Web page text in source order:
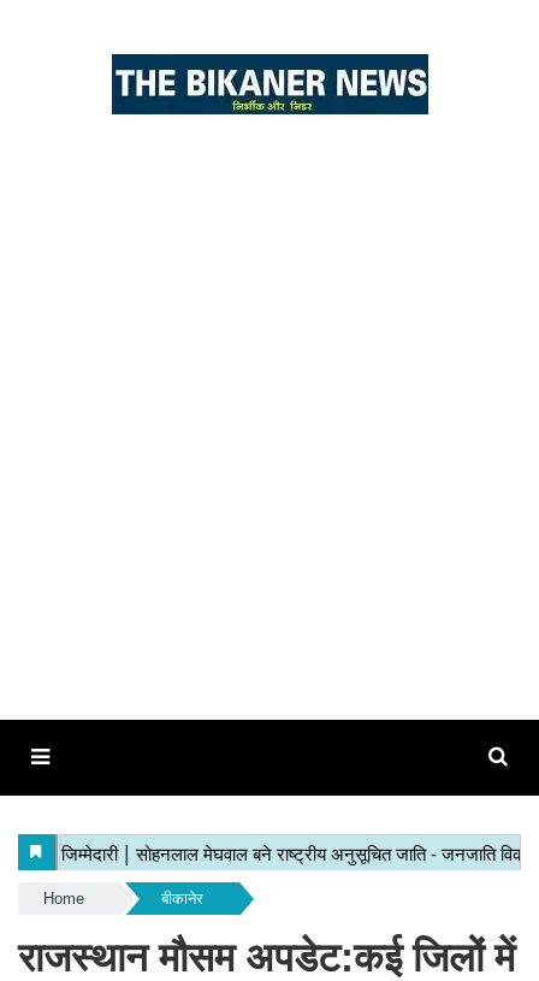
Home बीकानेर
राजस्थान मौसम अपडेट:कई जिलों में